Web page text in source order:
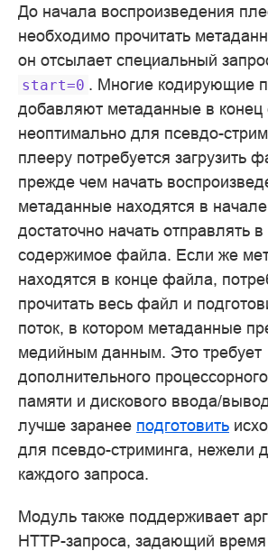
До начала воспроизведения
необходимо прочитать
он отсылает специальный
start=0 . Многие кодирующие
добавляют метаданные в
неоптимально для псевдо-
плееру потребуется загрузить
прежде чем начать
метаданные находятся в
достаточно начать отправлять в
содержимое файла. Если же
находятся в конце файла,
прочитать весь файл и
поток, в котором метаданные
медийным данным. Это требует
дополнительного
памяти и дискового ввода/
лучше заранее подготовить
для псевдо-стриминга, нежели
каждого запроса.
Модуль также поддерживает
HTTP-запроса, задающий время